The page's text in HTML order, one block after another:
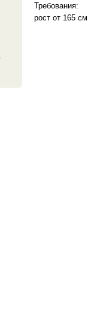
Требования:
рост от 165 см